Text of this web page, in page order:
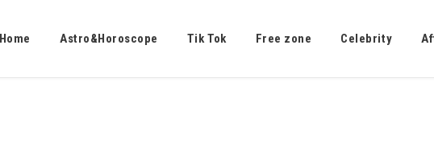
Home Astro&Horoscope Tik Tok Free zone Celebrity